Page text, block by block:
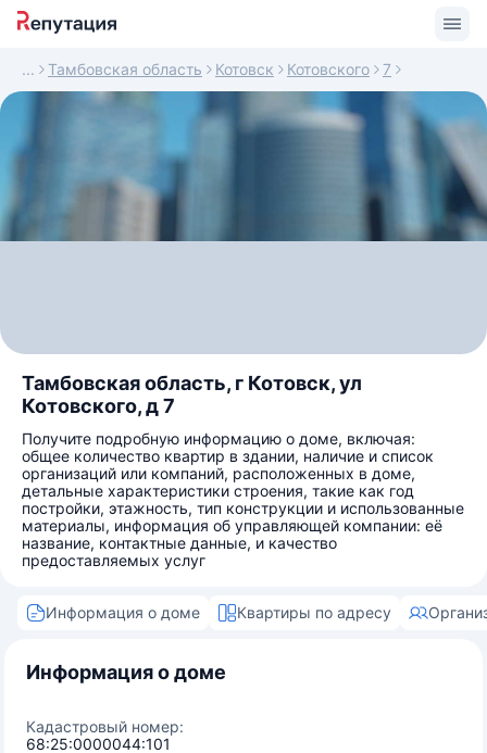
Тамбовская область Котовск Котовского 7
Тамбовская область, г Котовск, ул
Котовского, д 7
Получите подробную информацию о доме, включая:
общее количество квартир в здании, наличие и список
организаций или компаний, расположенных в доме,
детальные характеристики строения, такие как год
постройки, этажность, тип конструкции и использованные
материалы, информация об управляющей компании: её
название, контактные данные, и качество
предоставляемых услуг
Информация о доме Квартиры по адресу
Информация о доме
Кадастровый номер:
68:25:0000044:101